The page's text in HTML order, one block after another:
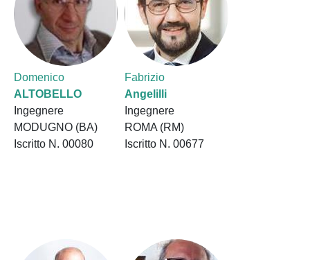
Domenico
ALTOBELLO
Ingegnere
MODUGNO (BA)
Iscritto N. 00080
Fabrizio
Angelilli
Ingegnere
ROMA (RM)
Iscritto N. 00677